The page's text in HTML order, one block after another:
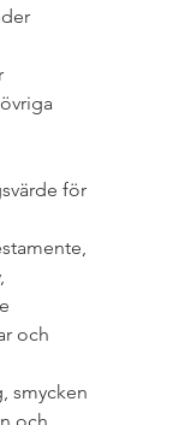
för
och
smycken